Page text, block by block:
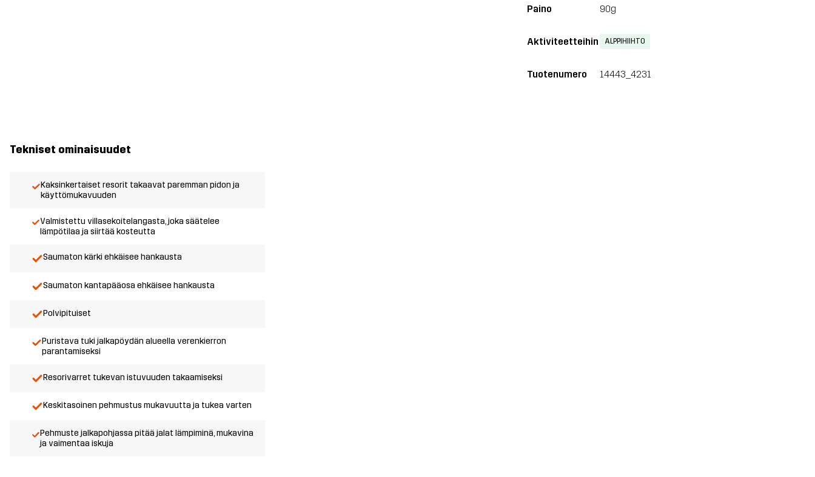
Paino 90g
Aktiviteetteihin ALPPIHIIHTO
Tuotenumero 14443_4231
Tekniset ominaisuudet
Kaksinkertaiset resorit takaavat paremman pidon ja
käyttömukavuuden
Valmistettu villasekoitelangasta, joka säätelee
lämpötilaa ja siirtää kosteutta
Saumaton kärki ehkäisee hankausta
Saumaton kantapääosa ehkäisee hankausta
Polvipituiset
Puristava tuki jalkapöydän alueella verenkierron
parantamiseksi
Resorivarret tukevan istuvuuden takaamiseksi
Keskitasoinen pehmustus mukavuutta ja tukea varten
Pehmuste jalkapohjassa pitää jalat lämpiminä, mukavina
ja vaimentaa iskuja